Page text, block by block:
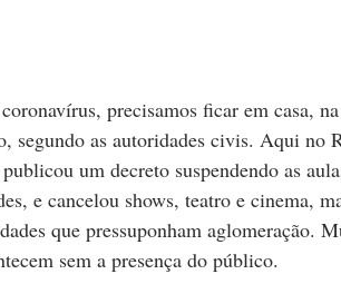
precisamos ficar em casa,
segundo as autoridades civis. Aqui no
um decreto suspendendo as
e cancelou shows, teatro e cinema,
que pressuponham aglomeração.
sem a presença do público.